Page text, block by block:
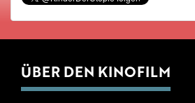
ÜBER DEN KINOFILM